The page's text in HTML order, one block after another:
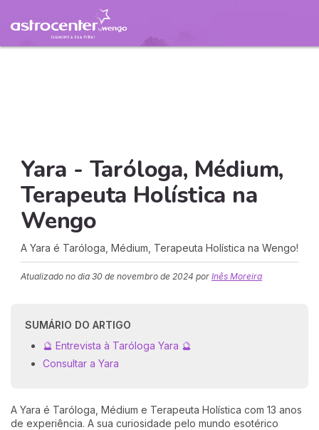
Yara - Taróloga, Médium,
Terapeuta Holística na
Wengo
A Yara é Taróloga, Médium, Terapeuta Holística na Wengo!
Atualizado no dia 30 de novembro de 2024 por Inês Moreira
SUMÁRIO DO ARTIGO
🔮 Entrevista à Taróloga Yara 🔮
Consultar a Yara
A Yara é Taróloga, Médium e Terapeuta Holística com 13 anos
de experiência. A sua curiosidade pelo mundo esotérico